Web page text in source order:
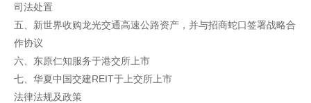
司法处置
五、新世界收购龙光交通高速公路资产，并与招商蛇口签署战略合
作协议
六、东原仁知服务于港交所上市
七、华夏中国交建REIT于上交所上市
法律法规及政策